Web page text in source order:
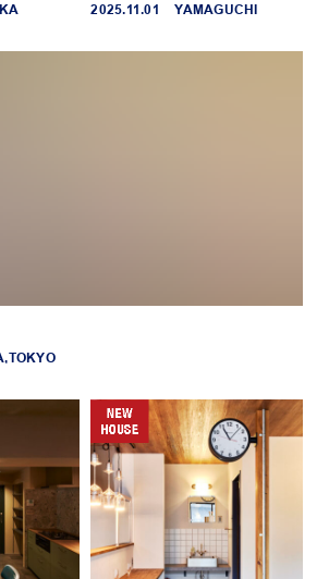
2025.11.01 _ YAMAGUCHI